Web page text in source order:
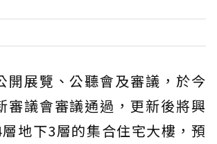
開展覽、公聽會及審議，於今
審議會審議通過，更新後將興
地下3層的集合住宅大樓，預